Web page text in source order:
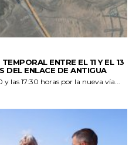
ENTRE EL 11 Y EL 13
DEL ENLACE DE ANTIGUA
las 17:30 horas por la nueva vía...